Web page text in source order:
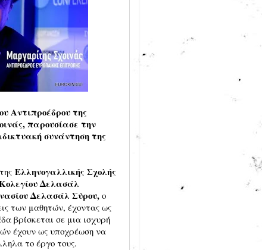
Αντιπροέδρου της
παρουσίασε την
συνάντηση της
Ελληνογαλλικής Σχολής
Δελασάλ
Δελασάλ Σύρου, ο
των μαθητών, έχοντας ως
βρίσκεται σε μια ισχυρή
έχουν ως υποχρέωση να
το έργο τους.